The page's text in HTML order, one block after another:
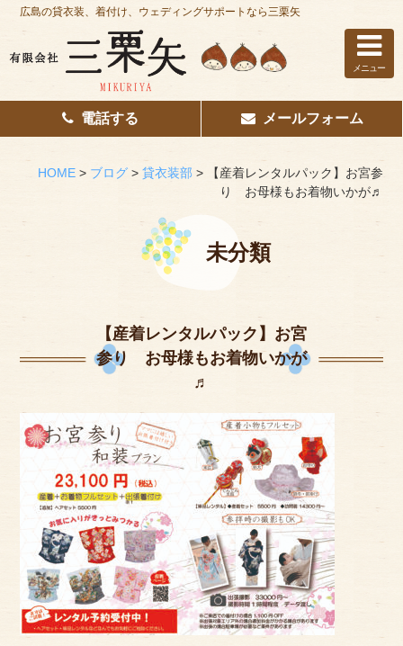
ホーム
はじめての方へ
その他サービス
アクセス
サイズのはかり方
よくある質問
ブログ
ご利用の流れ
今月のオススメ衣装
広島の貸衣装、着付け、ウェディングサポートなら三栗矢
メニュー
電話する メールフォーム
HOME> ブログ> 貸衣装部 >
【産着レンタルパック】お宮参
り お母様もお着物いかが♬
未分類
【産着レンタルパック】お宮
参り お母様もお着物いかが
♬